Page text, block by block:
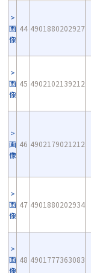
画
像
44 4901880202927
画
像
45 4902102139212
画
像
46 4902179021212
画
像
47 4901880202934
画
像
48 4901777363083